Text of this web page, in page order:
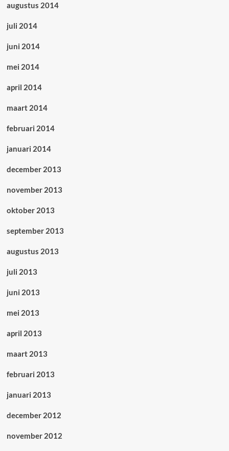
augustus 2014
juli 2014
juni 2014
mei 2014
april 2014
maart 2014
februari 2014
januari 2014
december 2013
november 2013
oktober 2013
september 2013
augustus 2013
juli 2013
juni 2013
mei 2013
april 2013
maart 2013
februari 2013
januari 2013
december 2012
november 2012